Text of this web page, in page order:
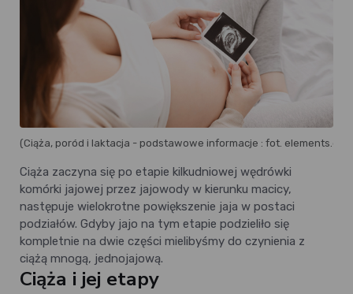
(Ciąża, poród i laktacja - podstawowe informacje : fot.
Ciąża zaczyna się po etapie kilkudniowej wędrówki
komórki jajowej przez jajowody w kierunku macicy,
następuje wielokrotne powiększenie jaja w postaci
podziałów. Gdyby jajo na tym etapie podzieliło się
kompletnie na dwie części mielibyśmy do czynienia z
ciążą mnogą, jednojajową.
Ciąża i jej etapy